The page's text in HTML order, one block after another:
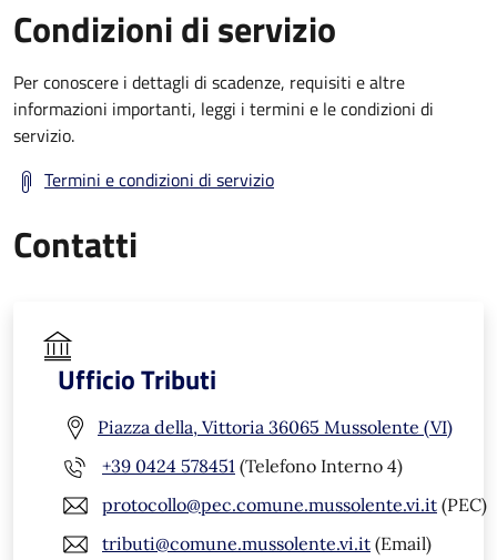
Condizioni di servizio
Per conoscere i dettagli di scadenze, requisiti e altre
informazioni importanti, leggi i termini e le condizioni di
servizio.
Termini e condizioni di servizio
Contatti
Ufficio Tributi
Piazza della, Vittoria 36065 Mussolente (VI)
+39 0424 578451 (Telefono Interno 4)
protocollo@pec.comune.mussolente.vi.it (PEC)
tributi@comune.mussolente.vi.it (Email)